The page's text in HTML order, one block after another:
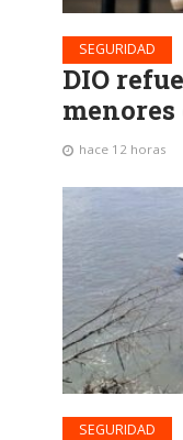
SEGURIDAD
DIO
hace 12 horas
SEGURIDAD